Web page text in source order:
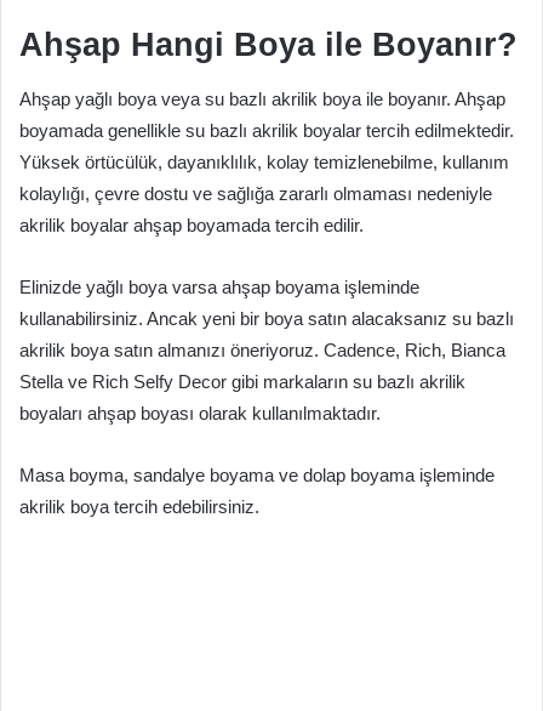
Ahşap Hangi Boya ile Boyanır?
Ahşap yağlı boya veya su bazlı akrilik boya ile boyanır. Ahşap
boyamada genellikle su bazlı akrilik boyalar tercih edilmektedir.
Yüksek örtücülük, dayanıklılık, kolay temizlenebilme, kullanım
kolaylığı, çevre dostu ve sağlığa zararlı olmaması nedeniyle
akrilik boyalar ahşap boyamada tercih edilir.
Elinizde yağlı boya varsa ahşap boyama işleminde
kullanabilirsiniz. Ancak yeni bir boya satın alacaksanız su bazlı
akrilik boya satın almanızı öneriyoruz. Cadence, Rich, Bianca
Stella ve Rich Selfy Decor gibi markaların su bazlı akrilik
boyaları ahşap boyası olarak kullanılmaktadır.
Masa boyma, sandalye boyama ve dolap boyama işleminde
akrilik boya tercih edebilirsiniz.